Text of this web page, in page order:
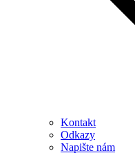
Kontakt
Odkazy
Napište nám